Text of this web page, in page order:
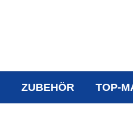
ZUBEHÖR TOP-